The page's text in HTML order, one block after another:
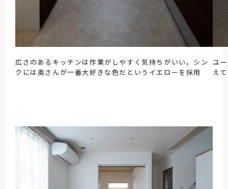
広さのあるキッチンは作業がしやすく気持ちがいい。シン
クには奥さんが一番大好きな色だというイエローを採用
ユ
え